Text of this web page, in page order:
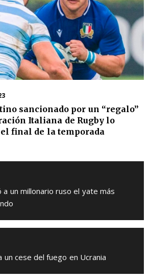
sancionado por un “regalo”
Italiana de Rugby lo
final de la temporada
a un millonario ruso el yate más
un cese del fuego en Ucrania